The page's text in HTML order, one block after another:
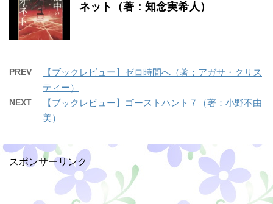
ネット（著：知念実希人）
PREV
【ブックレビュー】ゼロ時間へ（著：アガサ・クリス
ティー）
NEXT
【ブックレビュー】ゴーストハント７（著：小野不由
美）
スポンサーリンク